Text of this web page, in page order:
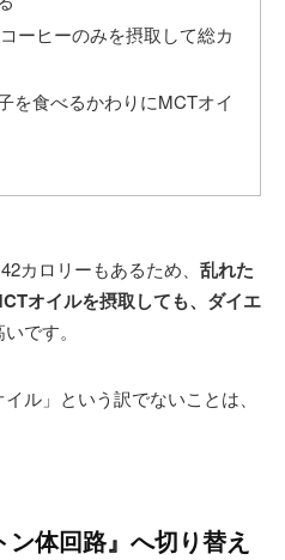
ーヒーのみを摂取して総カ
を食べるかわりにMCTオイ
カロリーもあるため、 乱れた
オイルを摂取しても、ダイエ
です。
ル」という訳でないことは、
体回路』へ切り替え